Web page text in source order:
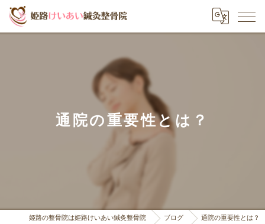
通院の重要性とは？
姫路の整骨院は姫路けいあい鍼灸整骨院 ブログ 通院の重要性とは？